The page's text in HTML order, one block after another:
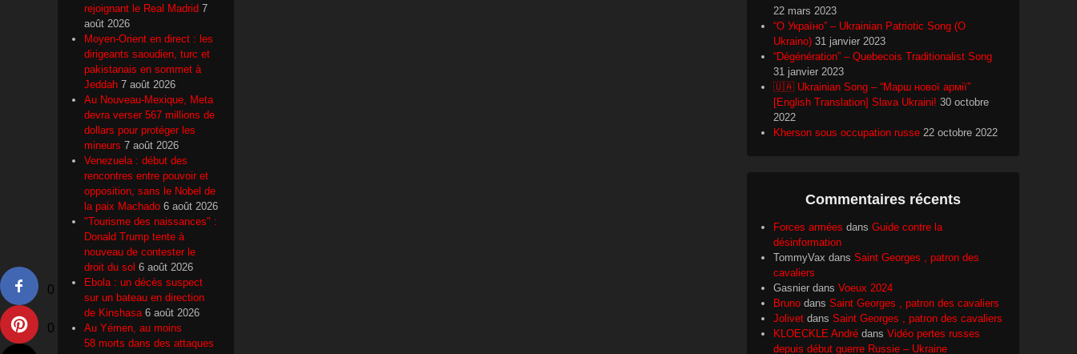
0
0
22 mars 2023
“О Україно” – Ukrainian Patriotic Song (O
Ukraino) 31 janvier 2023
“Dégénération” – Quebecois Traditionalist Song
31 janvier 2023
🇺🇦 Ukrainian Song – “Марш нової армії”
[English Translation] Slava Ukraini! 30 octobre
2022
Kherson sous occupation russe 22 octobre 2022
Commentaires récents
Forces armées dans Guide contre la
désinformation
TommyVax dans Saint Georges , patron des
cavaliers
Gasnier dans Voeux 2024
Bruno dans Saint Georges , patron des cavaliers
Jolivet dans Saint Georges , patron des cavaliers
KLOECKLE André dans Vidéo pertes russes
depuis début guerre Russie – Ukraine
rejoignant le Real Madrid 7
août 2026
Moyen-Orient en direct : les
dirigeants saoudien, turc et
pakistanais en sommet à
Jeddah 7 août 2026
Au Nouveau-Mexique, Meta
devra verser 567 millions de
dollars pour protéger les
mineurs 7 août 2026
Venezuela : début des
rencontres entre pouvoir et
opposition, sans le Nobel de
la paix Machado 6 août 2026
"Tourisme des naissances" :
Donald Trump tente à
nouveau de contester le
droit du sol 6 août 2026
Ebola : un décès suspect
sur un bateau en direction
de Kinshasa 6 août 2026
Au Yémen, au moins
58 morts dans des attaques